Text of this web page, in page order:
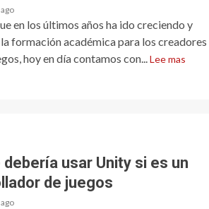
en los últimos años ha ido creciendo y
formación académica para los creadores
hoy en día contamos con... Lee mas
debería usar Unity si es un
de juegos